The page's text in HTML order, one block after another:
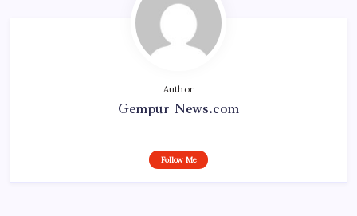
Author
Gempur News.com
Follow Me